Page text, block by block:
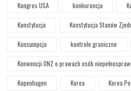
Kongres USA
konkurencja
Konstytucja
Konstytucja Stanów
Konsumpcja
kontrole graniczne
Konwencji ONZ o prawach osób
Kopenhagen
Korea
Korea